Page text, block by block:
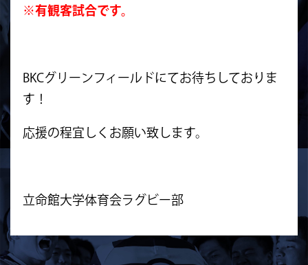
※有観客試合です。
BKCグリーンフィールドにてお待ちしておりま
す！
応援の程宜しくお願い致します。
立命館大学体育会ラグビー部